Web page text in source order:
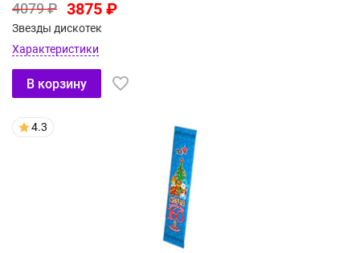
4079 ₽ 3875 ₽
Звезды дискотек
Характеристики
В корзину
4.3